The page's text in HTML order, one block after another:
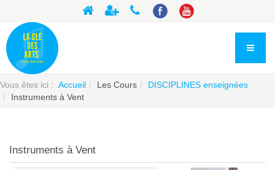
Vous êtes ici : Accueil Les Cours
DISCIPLINES enseignées
Instruments à Vent
Instruments à Vent